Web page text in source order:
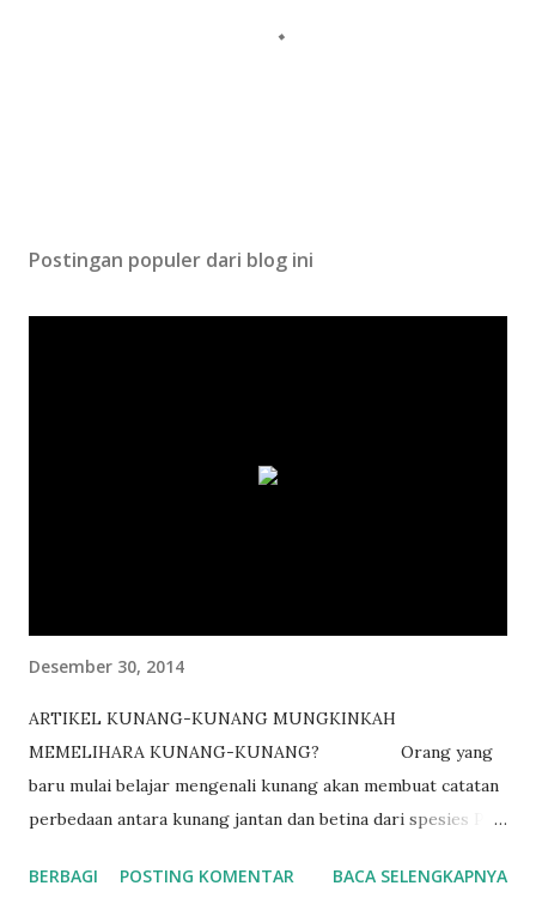
s
Postingan populer dari blog ini
Desember 30, 2014
ARTIKEL KUNANG-KUNANG MUNGKINKAH
MEMELIHARA KUNANG-KUNANG? Orang yang
baru mulai belajar mengenali kunang akan membuat catatan
perbedaan antara kunang jantan dan betina dari spesies P.
dari jantan. Jantan mempunyai lentera lebih besar dari
BERBAGI POSTING KOMENTAR BACA SELENGKAPNYA